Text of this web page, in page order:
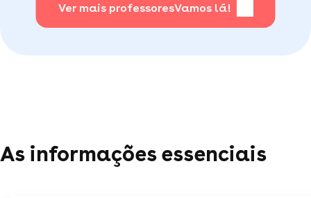
mais frequentes.
Ver mais professoresVamos lá!
As informações essenciais